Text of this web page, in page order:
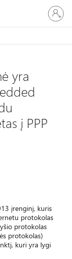
prie
paskyros
yra
į PPP
įrenginį, kuris
protokolas
protokolas
protokolas)
kuri yra lygi